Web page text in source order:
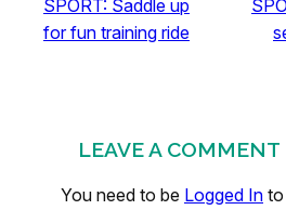
SPORT: Saddle up
for fun training ride
LEAVE A COMMENT
You need to be Logged In to